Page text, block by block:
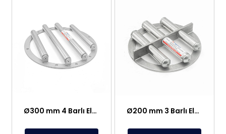
Ø300 mm 4 Barlı Elek Mıknatıs Seperatör – Neodyum Mıknatıslı Ø200 mm 3 Barlı Elek Mıknatıs Seperatör – Neodyum Mıknatıslı